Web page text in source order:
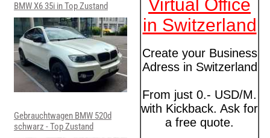
BMW X6 35i in Top Zustand
Gebrauchtwagen BMW 520d
schwarz - Top Zustand